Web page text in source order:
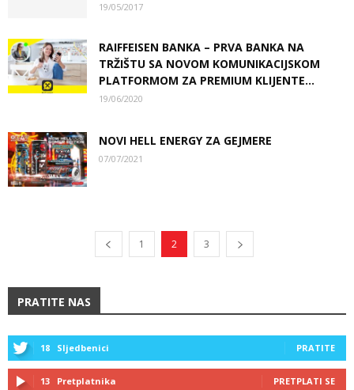
19/05/2017
RAIFFEISEN BANKA – PRVA BANKA NA
TRŽIŠTU SA NOVOM KOMUNIKACIJSKOM
PLATFORMOM ZA PREMIUM KLIJENTE...
19/06/2020
NOVI HELL ENERGY ZA GEJMERE
07/07/2021
1 2 3
PRATITE NAS
18 Sljedbenici PRATITE
13 Pretplatnika PRETPLATI SE